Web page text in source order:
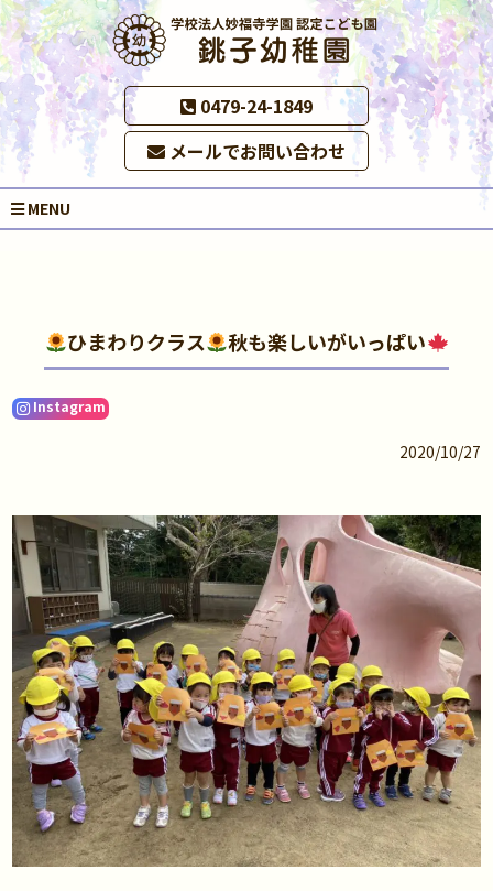
0479-24-1849
メールでお問い合わせ
MENU
ひまわりクラス 秋も楽しいがいっぱい
Instagram
2020/10/27